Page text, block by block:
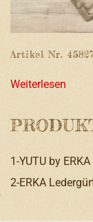
Artikel Nr.
Weiterlesen
1-YUTU by
2-ERKA